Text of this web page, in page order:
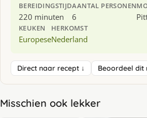
BEREIDINGSTIJD
220 minuten
AANTAL PERSONEN
6
KEUKEN
Europese
HERKOMST
Nederland
Direct naar recept ↓ Beoordeel
Misschien ook lekker